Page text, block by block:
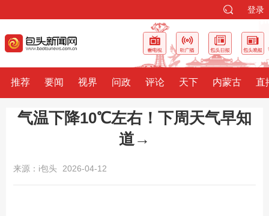
登录
推荐 要闻 视界 问政 评论 天下 内蒙古 直
气温下降10℃左右！下周天气早知
道→
来源：i包头 2026-04-12